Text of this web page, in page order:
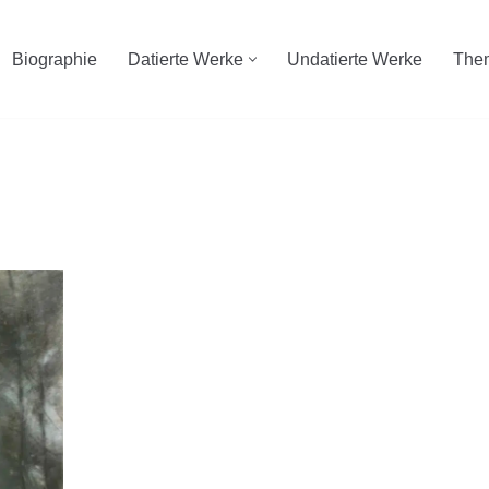
Biographie Datierte Werke Undatierte Werke